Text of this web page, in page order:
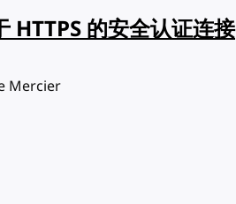
HTTPS 的安全认证连接
Mercier